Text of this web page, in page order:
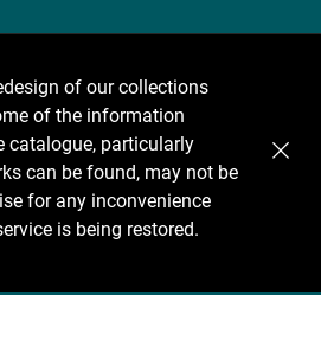
of our collections
of the information
catalogue, particularly
can be found, may not be
for any inconvenience
is being restored.